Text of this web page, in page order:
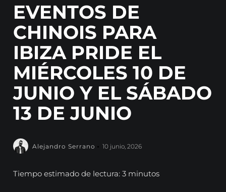
EVENTOS DE
CHINOIS PARA
IBIZA PRIDE EL
MIÉRCOLES 10 DE
JUNIO Y EL SÁBADO
13 DE JUNIO
Alejandro Serrano 10 junio, 2026
Tiempo estimado de lectura: 3 minutos